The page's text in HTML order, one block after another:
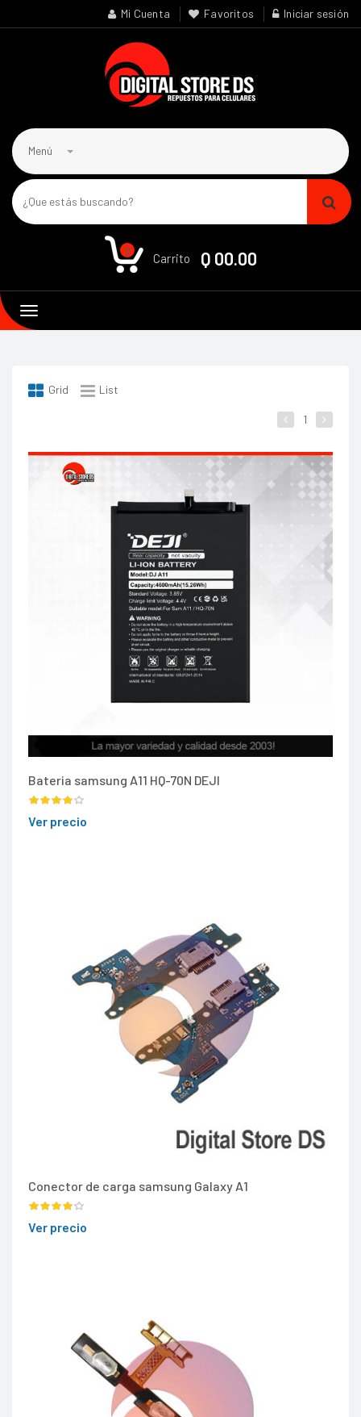
Mi Cuenta Favoritos Iniciar sesión
Menú
0
Carrito Q 00.00
Toggle
navigation
Grid List
1
Bateria samsung A11 HQ-70N DEJI
Ver precio
Conector de carga samsung Galaxy A1
Ver precio